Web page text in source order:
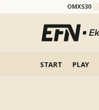
OMXS30
START PLAY